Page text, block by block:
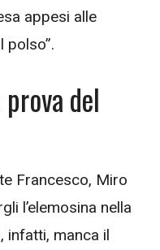
appesi alle
polso”.
del
Francesco, Miro
l’elemosina nella
infatti, manca il